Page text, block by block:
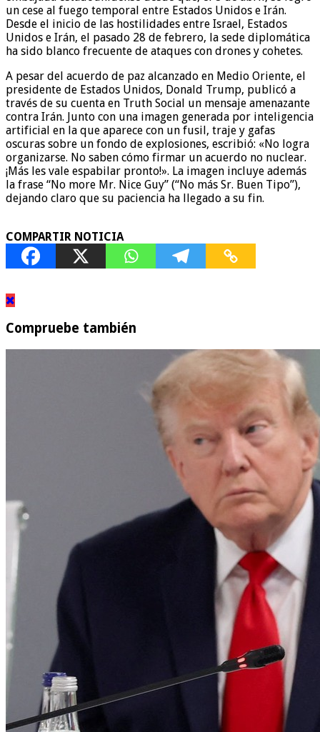
un cese al fuego temporal entre Estados Unidos e Irán.
Desde el inicio de las hostilidades entre Israel, Estados
Unidos e Irán, el pasado 28 de febrero, la sede diplomática
ha sido blanco frecuente de ataques con drones y cohetes.
A pesar del acuerdo de paz alcanzado en Medio Oriente, el
presidente de Estados Unidos, Donald Trump, publicó a
través de su cuenta en Truth Social un mensaje amenazante
contra Irán. Junto con una imagen generada por inteligencia
artificial en la que aparece con un fusil, traje y gafas
oscuras sobre un fondo de explosiones, escribió: «No logra
organizarse. No saben cómo firmar un acuerdo no nuclear.
¡Más les vale espabilar pronto!». La imagen incluye además
la frase “No more Mr. Nice Guy” (“No más Sr. Buen Tipo”),
dejando claro que su paciencia ha llegado a su fin.
COMPARTIR NOTICIA
Compruebe también